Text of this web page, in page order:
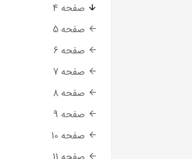
صفحه 4
صفحه 5
صفحه 6
صفحه 7
صفحه 8
صفحه 9
صفحه 10